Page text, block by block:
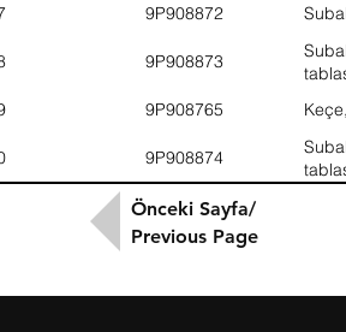
9P908872
9P908873
9P908765
9P908874
Önceki Sayfa/
Previous Page